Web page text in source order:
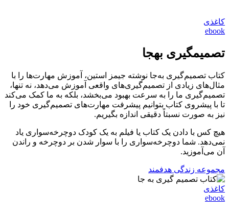
کاغذی
ebook
تصمیم‏‎گیری به‎جا
کتاب تصمیم‌گیری به‌جا نوشته جیمز استین، آموزش مهارت‌ها را با
مثال‌های زیادی از تصمیم‌گیری‌های واقعی آموزش می‌دهد، نه تنها،
تصمیم‌گیری ما را به سرعت بهبود می‌بخشد، بلکه به ما کمک می‌کند
تا با پیشروی کتاب بتوانیم پیشرفت مهارت‌های تصمیم‌گیری خود را
نیز به صورت نسبتاً دقیقی اندازه بگیریم.
هیچ کس با دادن یک کتاب یا فیلم به یک کودک دوچرخه‌سواری یاد
نمی‌دهد. شما دوچرخه‌سواری را با سوار شدن بر دوچرخه و راندن
آن می‌آموزید.
مجموعه زندگی هدفمند
کاغذی
ebook